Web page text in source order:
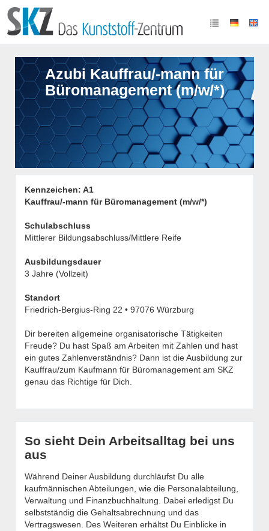
Azubi Kauffrau/-mann für
Büromanagement (m/w/*)
Kennzeichen: A1
Kauffrau/-mann für Büromanagement (m/w/*)
Schulabschluss
Mittlerer Bildungsabschluss/Mittlere Reife
Ausbildungsdauer
3 Jahre (Vollzeit)
Standort
Friedrich-Bergius-Ring 22 • 97076 Würzburg
Dir bereiten allgemeine organisatorische Tätigkeiten
Freude? Du hast Spaß am Arbeiten mit Zahlen und hast
ein gutes Zahlenverständnis? Dann ist die Ausbildung zur
Kauffrau/zum Kaufmann für Büromanagement am SKZ
genau das Richtige für Dich.
So sieht Dein Arbeitsalltag bei uns
aus
Während Deiner Ausbildung durchläufst Du alle
kaufmännischen Abteilungen, wie die Personalabteilung,
Verwaltung und Finanzbuchhaltung. Dabei erledigst Du
selbstständig die Gehaltsabrechnung und das
Vertragswesen. Des Weiteren erhältst Du Einblicke in